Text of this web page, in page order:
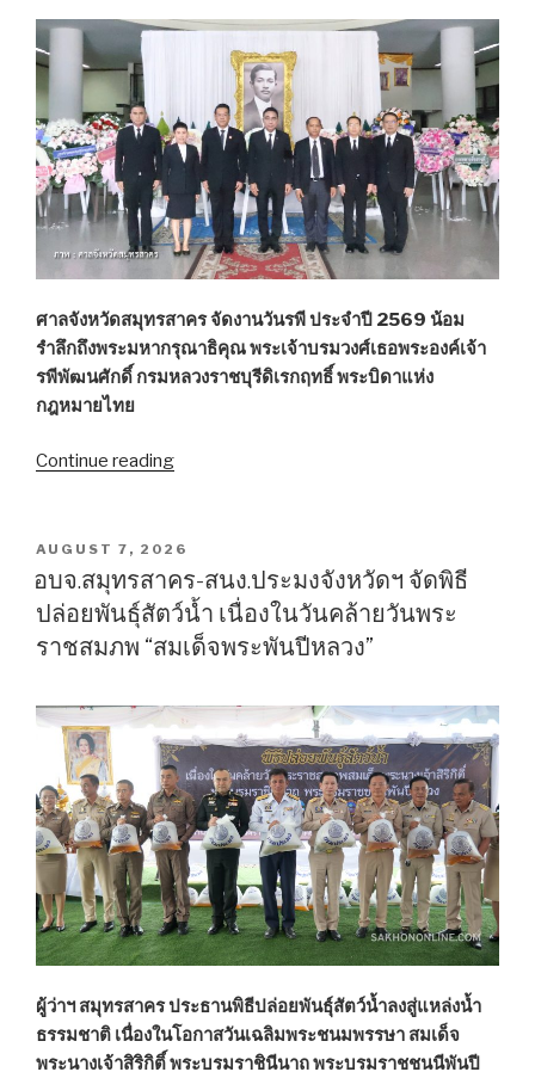
ตอน
เทศกาล
และ
ดนตรี
16
ส.ค.
นี้”
ศาลจังหวัดสมุทรสาคร จัดงานวันรพี ประจำปี 2569 น้อม
รำลึกถึงพระมหากรุณาธิคุณ พระเจ้าบรมวงศ์เธอพระองค์เจ้า
รพีพัฒนศักดิ์ กรมหลวงราชบุรีดิเรกฤทธิ์ พระบิดาแห่ง
กฎหมายไทย
Continue reading
จัด
งาน
“วัน
รพี”
น้อม
บิดา
แห่ง
กฎหมาย
ไทย”
POSTED
ON
AUGUST 7, 2026
อบจ.สมุทรสาคร-สนง.ประมงจังหวัดฯ จัดพิธี
ปล่อยพันธุ์สัตว์น้ำ เนื่องในวันคล้ายวันพระ
ราชสมภพ “สมเด็จพระพันปีหลวง”
ผู้ว่าฯ สมุทรสาคร ประธานพิธีปล่อยพันธุ์สัตว์น้ำลงสู่แหล่งน้ำ
ธรรมชาติ เนื่องในโอกาสวันเฉลิมพระชนมพรรษา สมเด็จ
พระนางเจ้าสิริกิติ์ พระบรมราชินีนาถ พระบรมราชชนนีพันปี